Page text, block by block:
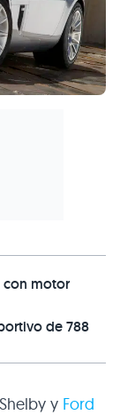
con motor
de 788
y Ford